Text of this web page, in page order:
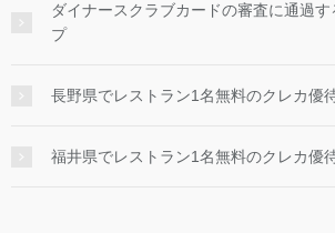
ダイナースクラブカードの審査に通過
プ
長野県でレストラン1名無料のクレカ優
福井県でレストラン1名無料のクレカ優